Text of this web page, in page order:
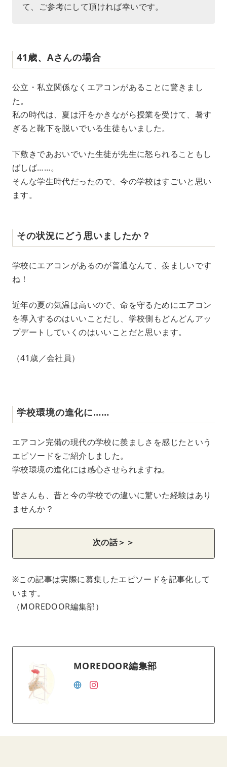
て、ご参考にして頂ければ幸いです。
41歳、Aさんの場合
公立・私立関係なくエアコンがあることに驚きまし
た。
私の時代は、夏は汗をかきながら授業を受けて、暑す
ぎると靴下を脱いでいる生徒もいました。
下敷きであおいでいた生徒が先生に怒られることもし
ばしば……。
そんな学生時代だったので、今の学校はすごいと思い
ます。
その状況にどう思いましたか？
学校にエアコンがあるのが普通なんて、羨ましいです
ね！
近年の夏の気温は高いので、命を守るためにエアコン
を導入するのはいいことだし、学校側もどんどんアッ
プデートしていくのはいいことだと思います。
（41歳／会社員）
学校環境の進化に……
エアコン完備の現代の学校に羨ましさを感じたという
エピソードをご紹介しました。
学校環境の進化には感心させられますね。
皆さんも、昔と今の学校での違いに驚いた経験はあり
ませんか？
次の話＞＞
※この記事は実際に募集したエピソードを記事化して
います。
（MOREDOOR編集部）
MOREDOOR編集部